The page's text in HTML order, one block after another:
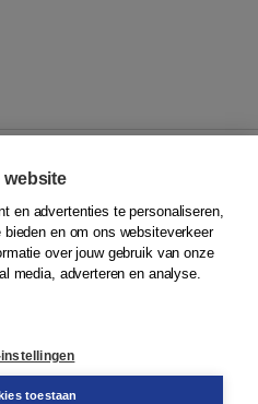
website
en advertenties te personaliseren,
en om ons websiteverkeer
over jouw gebruik van onze
media, adverteren en analyse.
toestaan